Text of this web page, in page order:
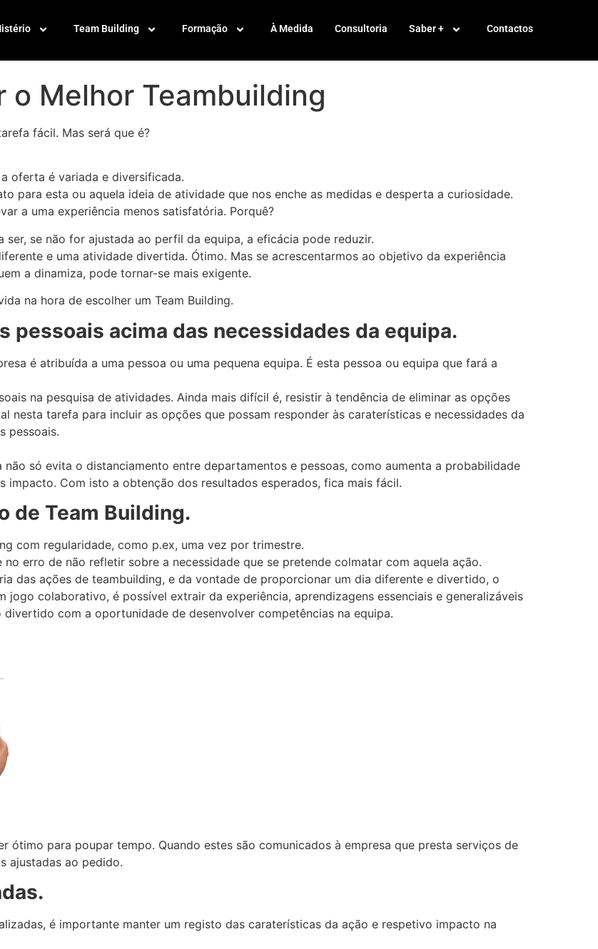
Team Building Formação À Medida Consultoria Saber + Contactos
o Melhor Teambuilding
fácil. Mas será que é?
oferta é variada e diversificada.
para esta ou aquela ideia de atividade que nos enche as medidas e desperta a curiosidade.
a uma experiência menos satisfatória. Porquê?
se não for ajustada ao perfil da equipa, a eficácia pode reduzir.
e uma atividade divertida. Ótimo. Mas se acrescentarmos ao objetivo da experiência
a dinamiza, pode tornar-se mais exigente.
na hora de escolher um Team Building.
pessoais acima das necessidades da equipa.
é atribuída a uma pessoa ou uma pequena equipa. É esta pessoa ou equipa que fará a
na pesquisa de atividades. Ainda mais difícil é, resistir à tendência de eliminar as opções
nesta tarefa para incluir as opções que possam responder às caraterísticas e necessidades da
pessoais.
só evita o distanciamento entre departamentos e pessoas, como aumenta a probabilidade
impacto. Com isto a obtenção dos resultados esperados, fica mais fácil.
de Team Building.
com regularidade, como p.ex, uma vez por trimestre.
erro de não refletir sobre a necessidade que se pretende colmatar com aquela ação.
das ações de teambuilding, e da vontade de proporcionar um dia diferente e divertido, o
jogo colaborativo, é possível extrair da experiência, aprendizagens essenciais e generalizáveis
com a oportunidade de desenvolver competências na equipa.
ótimo para poupar tempo. Quando estes são comunicados à empresa que presta serviços de
ajustadas ao pedido.
é importante manter um registo das caraterísticas da ação e respetivo impacto na